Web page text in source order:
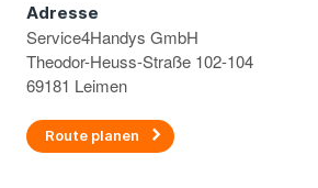
Adresse
Service4Handys GmbH
Theodor-Heuss-Straße 102-104
69181 Leimen
Route planen